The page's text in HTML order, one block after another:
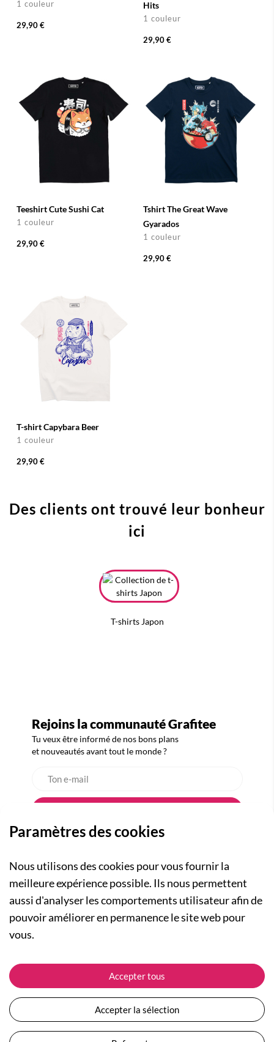
1 couleur
29,90 €
Hits
1 couleur
29,90 €
Teeshirt Cute Sushi Cat
1 couleur
29,90 €
Tshirt The Great Wave
Gyarados
1 couleur
29,90 €
T-shirt Capybara Beer
1 couleur
29,90 €
Des clients ont trouvé leur bonheur
ici
T-shirts Japon
Rejoins la communauté Grafitee
Tu veux être informé de nos bons plans
et nouveautés avant tout le monde ?
A PROPOS
Qui sommes-nous ?
Actualités
Nos engagements
Plan du site
Devenir revendeur
NOS RUBRIQUES
Collection Femme
Collection Enfants
Les Totebags
Nos différents thèmes
ASSISTANCE
Suivre ma commande
Expédition et livraison
Retour et remboursement
Moyens de paiement
Paramètres des cookies
Nous utilisons des cookies pour vous fournir la
meilleure expérience possible. Ils nous permettent
aussi d'analyser les comportements utilisateur afin de
pouvoir améliorer en permanence le site web pour
vous.
Accepter tous
Accepter la sélection